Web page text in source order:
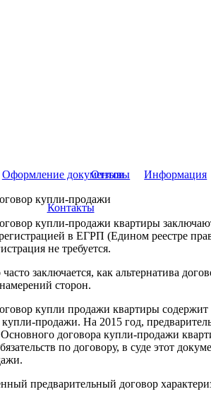
Оформление документов
Отзывы Информация
Контакты
купли-продажи
купли-продажи квартиры
в ЕГРП (Едином реестре
не требуется.
заключается, как альтернатива
сторон.
купли продажи квартиры содержит
продажи. На 2015 год,
договора купли-продажи
по договору, в суде этот
предварительный договор